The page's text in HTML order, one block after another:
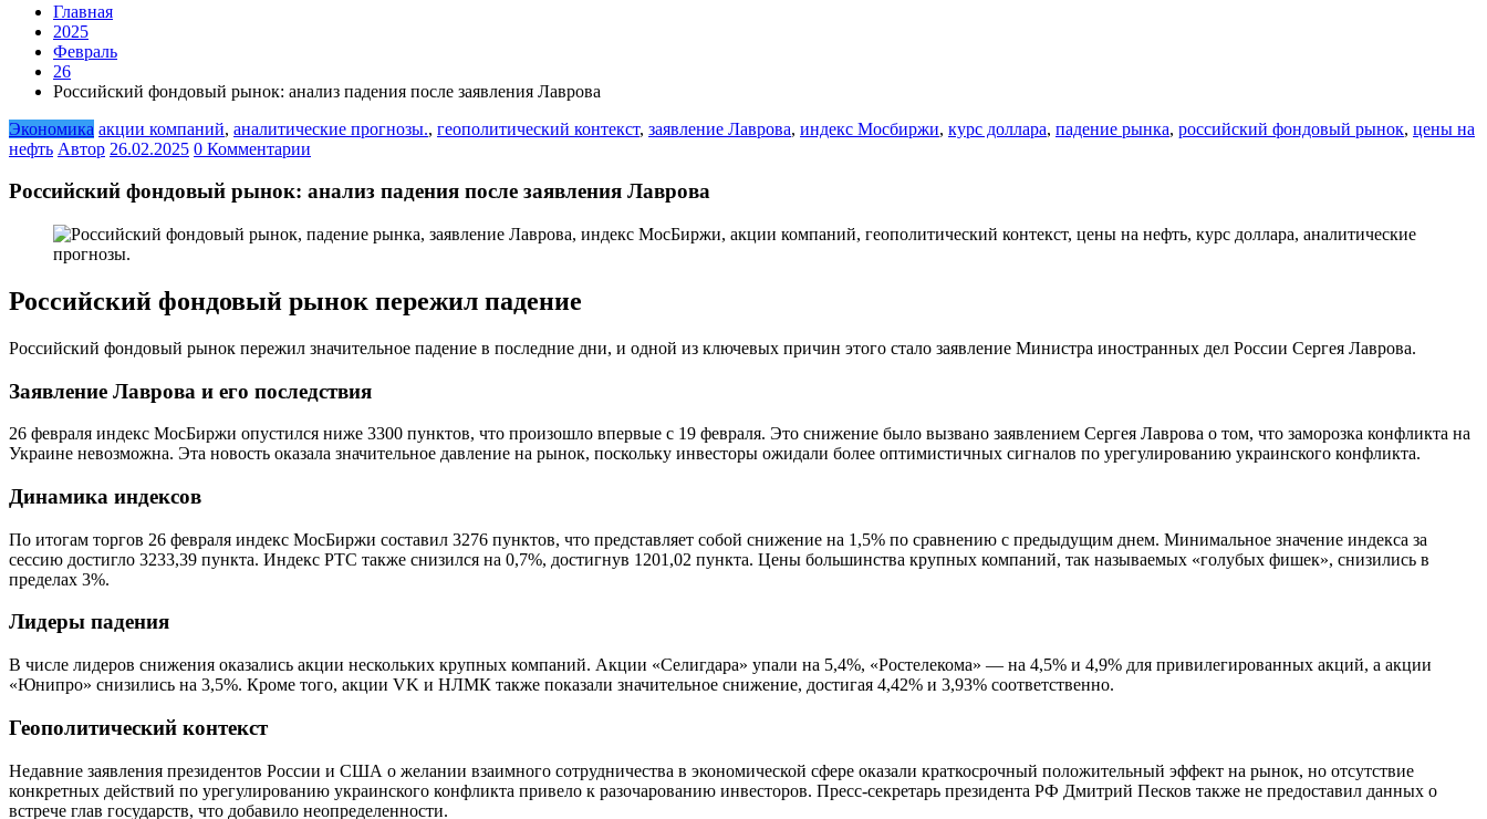
Главная
2025
Февраль
26
Российский фондовый рынок: анализ падения после заявления Лаврова
Экономика акции компаний, аналитические прогнозы., геополитический контекст, заявление Лаврова, индекс Мосбиржи, курс доллара, падение рынка, российский фондовый рынок, цены на
нефть Автор 26.02.2025 0 Комментарии
Российский фондовый рынок: анализ падения после заявления Лаврова
Российский фондовый рынок пережил падение
Российский фондовый рынок пережил значительное падение в последние дни, и одной из ключевых причин этого стало заявление Министра иностранных дел России Сергея Лаврова.
Заявление Лаврова и его последствия
26 февраля индекс МосБиржи опустился ниже 3300 пунктов, что произошло впервые с 19 февраля. Это снижение было вызвано заявлением Сергея Лаврова о том, что заморозка конфликта на
Украине невозможна. Эта новость оказала значительное давление на рынок, поскольку инвесторы ожидали более оптимистичных сигналов по урегулированию украинского конфликта.
Динамика индексов
По итогам торгов 26 февраля индекс МосБиржи составил 3276 пунктов, что представляет собой снижение на 1,5% по сравнению с предыдущим днем. Минимальное значение индекса за
сессию достигло 3233,39 пункта. Индекс РТС также снизился на 0,7%, достигнув 1201,02 пункта. Цены большинства крупных компаний, так называемых «голубых фишек», снизились в
пределах 3%.
Лидеры падения
В числе лидеров снижения оказались акции нескольких крупных компаний. Акции «Селигдара» упали на 5,4%, «Ростелекома» — на 4,5% и 4,9% для привилегированных акций, а акции
«Юнипро» снизились на 3,5%. Кроме того, акции VK и НЛМК также показали значительное снижение, достигая 4,42% и 3,93% соответственно.
Геополитический контекст
Недавние заявления президентов России и США о желании взаимного сотрудничества в экономической сфере оказали краткосрочный положительный эффект на рынок, но отсутствие
конкретных действий по урегулированию украинского конфликта привело к разочарованию инвесторов. Пресс-секретарь президента РФ Дмитрий Песков также не предоставил данных о
встрече глав государств, что добавило неопределенности.